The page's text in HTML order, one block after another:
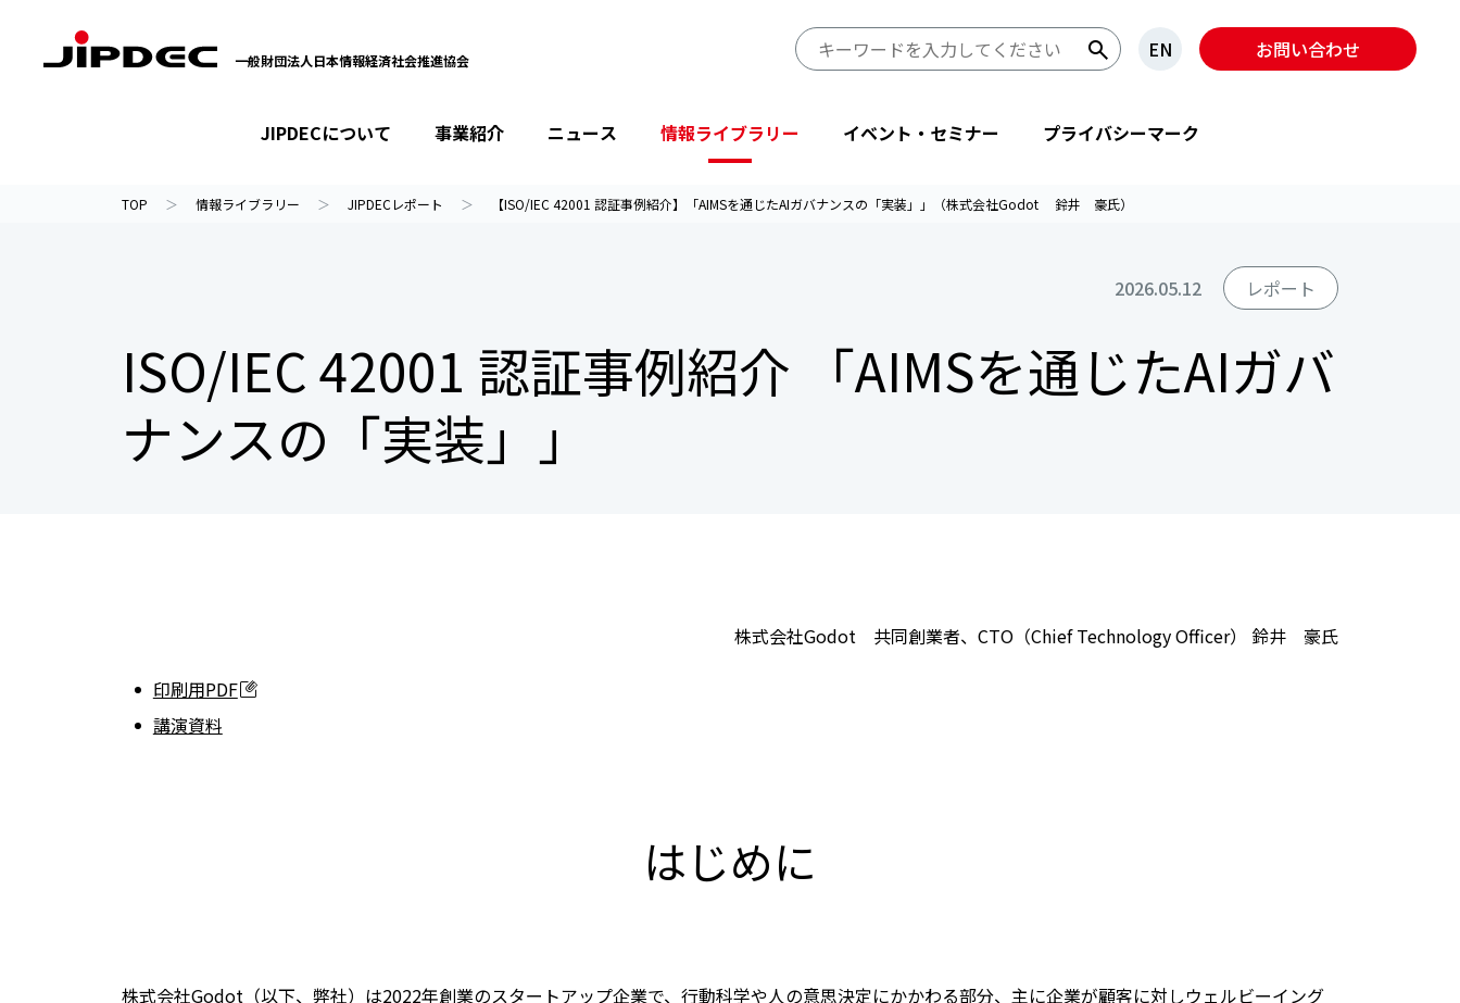
一般財団法人日本情報経済社会推進協会 EN お問い合わせ
JIPDECについて
協会情報
事業紹介
テーマから探す
ニュース
省庁・他団体より
情報ライブラリー
情報マネジメントシステム関連文書
イベント・セミナー
後援・協賛
プライバシーマーク
TOP 情報ライブラリー JIPDECレポート 【ISO/IEC 42001 認証事例紹介】「AIMSを通じたAIガバナンスの「実装」」（株式会社Godot 鈴井 豪氏）
2026.05.12 レポート
ISO/IEC 42001 認証事例紹介 「AIMSを通じたAIガバ
ナンスの「実装」」
株式会社Godot 共同創業者、CTO（Chief Technology Officer） 鈴井 豪氏
印刷用PDF
講演資料
はじめに
株式会社Godot（以下、弊社）は2022年創業のスタートアップ企業で、行動科学や人の意思決定にかかわる部分、主に企業が顧客に対しウェルビーイング